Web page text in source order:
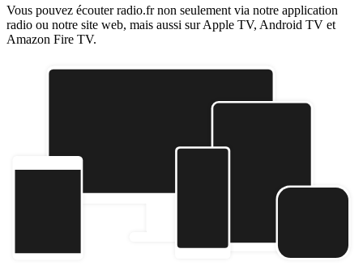
Vous pouvez écouter radio.fr non seulement via notre application
radio ou notre site web, mais aussi sur Apple TV, Android TV et
Amazon Fire TV.